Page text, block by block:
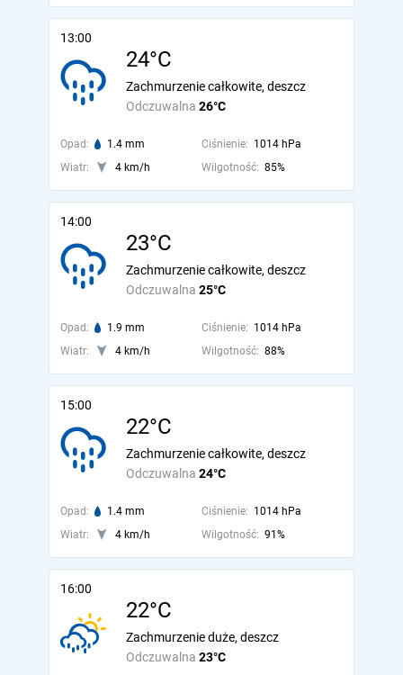
13:00
24°C
Odczuwalna 26°C
Zachmurzenie całkowite, deszcz
Opad: 1.4 mm Ciśnienie: 1014 hPa
Wiatr:
4 km/h Wilgotność: 85%
14:00
23°C
Odczuwalna 25°C
Zachmurzenie całkowite, deszcz
Opad: 1.9 mm Ciśnienie: 1014 hPa
Wiatr:
4 km/h Wilgotność: 88%
15:00
22°C
Odczuwalna 24°C
Zachmurzenie całkowite, deszcz
Opad: 1.4 mm Ciśnienie: 1014 hPa
Wiatr:
4 km/h Wilgotność: 91%
16:00
22°C
Odczuwalna 23°C
Zachmurzenie duże, deszcz